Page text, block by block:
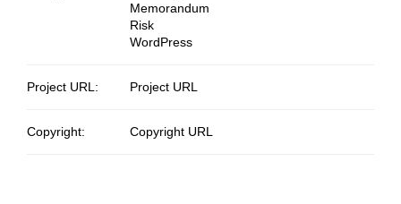
Memorandum
Risk
WordPress
Project URL: Project URL
Copyright: Copyright URL